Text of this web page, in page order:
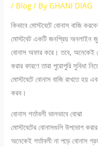
/ Blog / By GHANI DIAG
কিভাবে মোস্টবেটে বোনাস বাজি
মোস্টবেট একটি জনপ্রিয় অনলাইন
বোনাস অফার করে। তবে, অনেকেই
করার কারণে তারা পুরোপুরি সুবিধা
মোস্টবেটে বোনাস বাজি রাখতে হয়
করব।
বোনাস শর্তাবলী ভালভাবে বোঝা
মোস্টবেটের বোনাসগুলি উপভোগ
অনেকেই শর্তাবলী না পড়ে বোনাস